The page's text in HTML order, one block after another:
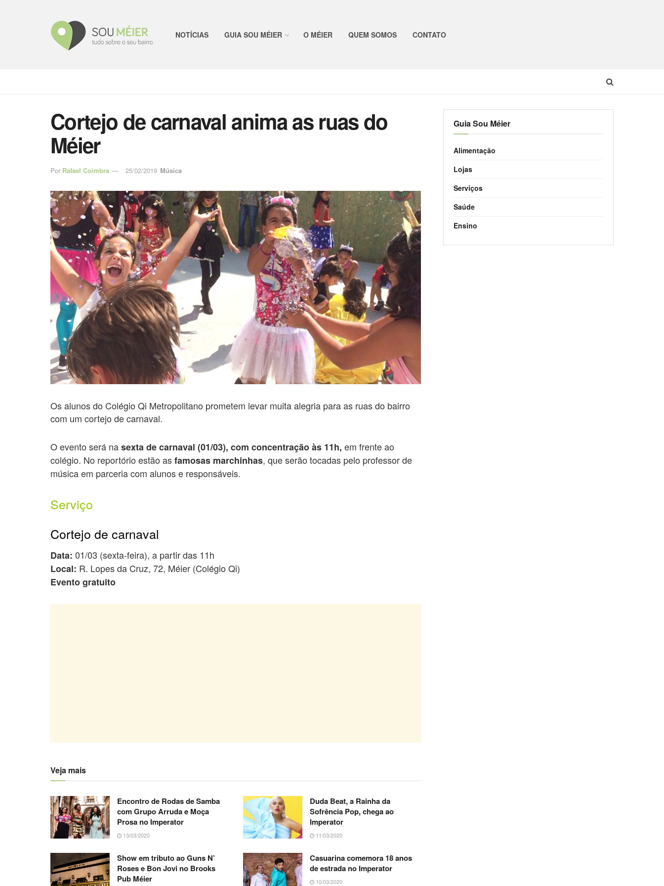
NOTÍCIAS GUIA SOU MÉIER O MÉIER QUEM SOMOS CONTATO
Cortejo de carnaval anima as ruas do
Méier
Por Rafael Coimbra 25/02/2019 Música
Os alunos do Colégio Qi Metropolitano prometem levar muita alegria para as ruas do bairro
com um cortejo de carnaval.
O evento será nasexta de carnaval (01/03), com concentração às 11h, em frente ao
colégio. No reportório estão asfamosas marchinhas, que serão tocadas pelo professor de
música em parceria com alunos e responsáveis.
Serviço
Cortejo de carnaval
Data: 01/03 (sexta-feira), a partir das 11h
Local: R. Lopes da Cruz, 72, Méier (Colégio Qi)
Evento gratuito
Veja mais
Encontro de Rodas de Samba
com Grupo Arruda e Moça
Prosa no Imperator
13/03/2020
Duda Beat, a Rainha da
Sofrência Pop, chega ao
Imperator
11/03/2020
Show em tributo ao Guns N’
Roses e Bon Jovi no Brooks
Pub Méier
Casuarina comemora 18 anos
de estrada no Imperator
10/03/2020
Guia Sou Méier
Alimentação
Lojas
Serviços
Saúde
Ensino